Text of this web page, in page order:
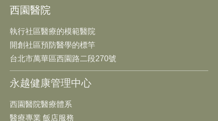
西園醫院
執行社區醫療的模範醫院
開創社區預防醫學的標竿
台北市萬華區西園路二段270號
永越健康管理中心
西園醫院醫療體系
醫療專業 飯店服務